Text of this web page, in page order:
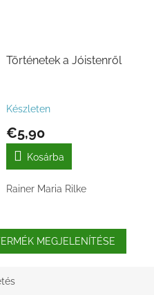
Történetek a Jóistenről
Készleten
€5,90
Kosárba
Rainer Maria Rilke
MEGJELENÍTÉSE